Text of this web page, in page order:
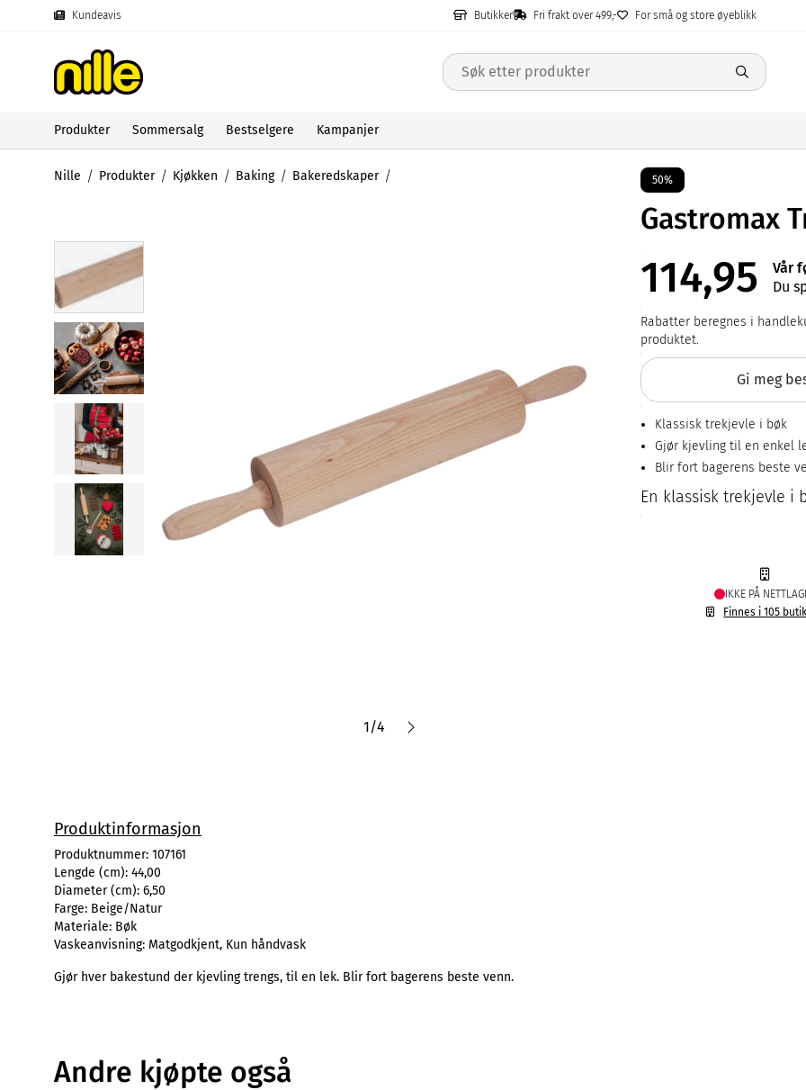
Kundeavis Butikker Fri frakt over 499,- For små og store øyeblikk
Produkter Sommersalg Bestselgere Kampanjer
Nille Produkter Kjøkken Baking Bakeredskaper
1/4
50%
Gastromax
114,95
Vår
Du
Rabatter beregnes i
produktet.
Gi meg
Klassisk trekjevle i bøk
Gjør kjevling til en enkel
Blir fort bagerens beste
En klassisk trekjevle i
IKKE PÅ
Finnes i 105
Produktinformasjon
Produktnummer: 107161
Lengde (cm): 44,00
Diameter (cm): 6,50
Farge: Beige/Natur
Materiale: Bøk
Vaskeanvisning: Matgodkjent, Kun håndvask
Gjør hver bakestund der kjevling trengs, til en lek. Blir fort bagerens beste venn.
Andre kjøpte også